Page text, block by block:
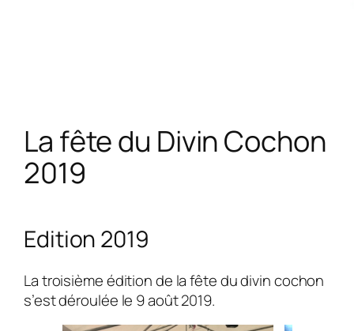
La fête du Divin Cochon
2019
Edition 2019
La troisième édition de la fête du divin cochon
s’est déroulée le 9 août 2019.